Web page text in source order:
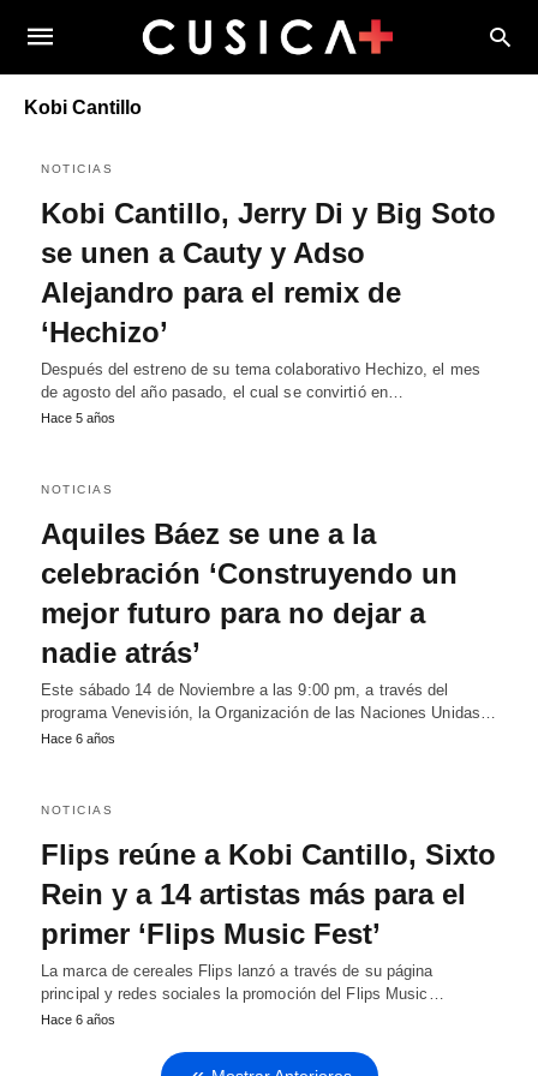
Kobi Cantillo
NOTICIAS
Kobi Cantillo, Jerry Di y Big Soto
se unen a Cauty y Adso
Alejandro para el remix de
‘Hechizo’
Después del estreno de su tema colaborativo Hechizo, el mes
de agosto del año pasado, el cual se convirtió en…
Hace 5 años
NOTICIAS
Aquiles Báez se une a la
celebración ‘Construyendo un
mejor futuro para no dejar a
nadie atrás’
Este sábado 14 de Noviembre a las 9:00 pm, a través del
programa Venevisión, la Organización de las Naciones Unidas…
Hace 6 años
NOTICIAS
Flips reúne a Kobi Cantillo, Sixto
Rein y a 14 artistas más para el
primer ‘Flips Music Fest’
La marca de cereales Flips lanzó a través de su página
principal y redes sociales la promoción del Flips Music…
Hace 6 años